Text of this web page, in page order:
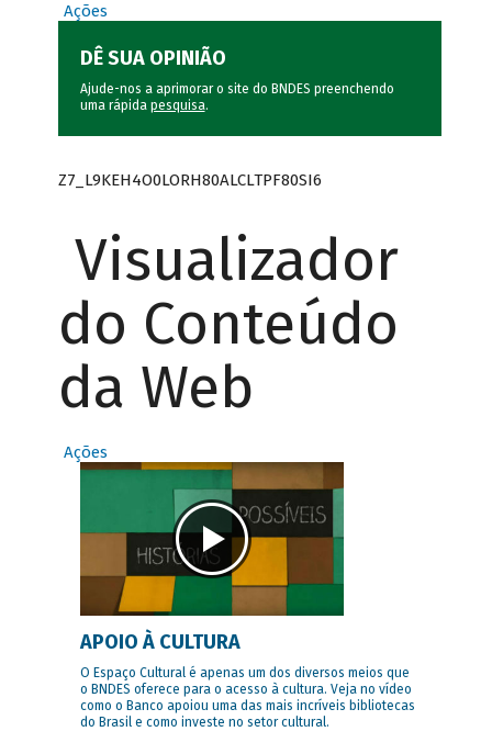
Ações
DÊ SUA OPINIÃO
Ajude-nos a aprimorar o site do BNDES preenchendo
uma rápida pesquisa.
Z7_L9KEH4O0LORH80ALCLTPF80SI6
Visualizador
do Conteúdo
da Web
Ações
APOIO À CULTURA
O Espaço Cultural é apenas um dos diversos meios que
o BNDES oferece para o acesso à cultura. Veja no vídeo
como o Banco apoiou uma das mais incríveis bibliotecas
do Brasil e como investe no setor cultural.